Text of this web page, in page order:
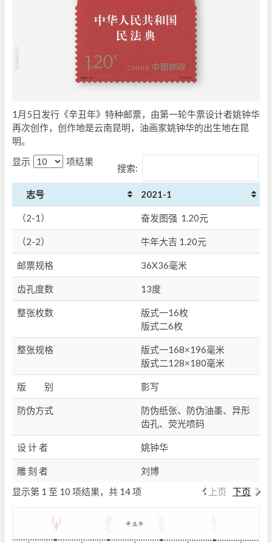
1月5日发行《辛丑年》特种邮票，由第一轮牛票设计者姚钟华
再次创作，创作地是云南昆明，油画家姚钟华的出生地在昆
明。
显示
项结果
搜索:
志号 2021-1
（2-1） 奋发图强 1.20元
（2-2） 牛年大吉 1.20元
邮票规格 36X36毫米
齿孔度数 13度
整张枚数
版式一16枚
版式二6枚
整张规格
版式一168×196毫米
版式二128×180毫米
版 别 影写
防伪方式
防伪纸张、防伪油墨、异形
齿孔、荧光喷码
设 计 者 姚钟华
雕 刻 者
刘博
显示第 1 至 10 项结果，共 14 项
上页 下页